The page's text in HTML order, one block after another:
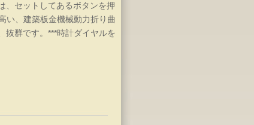
、セットしてあるボタンを押
い、建築板金機械動力折り曲
抜群です。***時計ダイヤルを